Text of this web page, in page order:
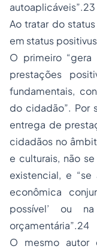
autoaplicáveis”.23
Ao tratar do
em status
O primeiro
prestações
fundamentais,
do cidadão”. Por
entrega de
cidadãos no
e culturais, não
existencial, e
econômica
possível’ ou
orçamentária”.24
O mesmo autor